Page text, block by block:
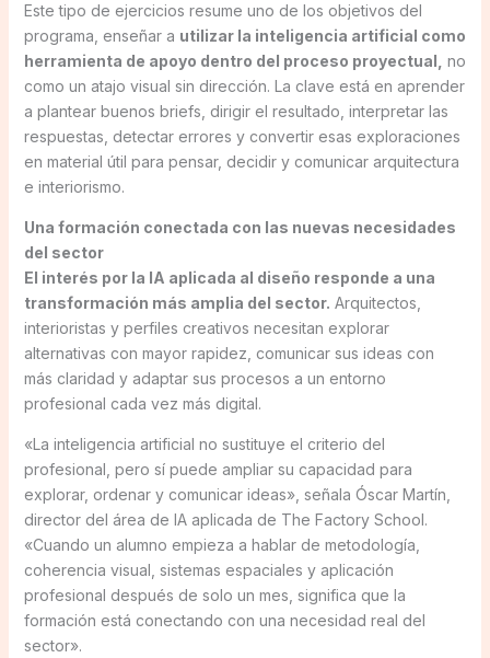
Este tipo de ejercicios resume uno de los objetivos del
programa, enseñar a utilizar la inteligencia artificial como
herramienta de apoyo dentro del proceso proyectual, no
como un atajo visual sin dirección. La clave está en aprender
a plantear buenos briefs, dirigir el resultado, interpretar las
respuestas, detectar errores y convertir esas exploraciones
en material útil para pensar, decidir y comunicar arquitectura
e interiorismo.
Una formación conectada con las nuevas necesidades
del sector
El interés por la IA aplicada al diseño responde a una
transformación más amplia del sector. Arquitectos,
interioristas y perfiles creativos necesitan explorar
alternativas con mayor rapidez, comunicar sus ideas con
más claridad y adaptar sus procesos a un entorno
profesional cada vez más digital.
«La inteligencia artificial no sustituye el criterio del
profesional, pero sí puede ampliar su capacidad para
explorar, ordenar y comunicar ideas», señala Óscar Martín,
director del área de IA aplicada de The Factory School.
«Cuando un alumno empieza a hablar de metodología,
coherencia visual, sistemas espaciales y aplicación
profesional después de solo un mes, significa que la
formación está conectando con una necesidad real del
sector».